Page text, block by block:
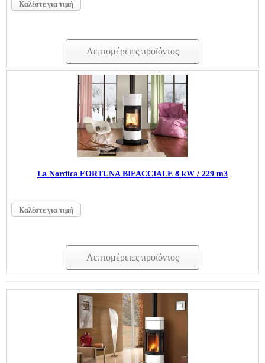
Καλέστε για τιμή
Λεπτομέρειες προϊόντος
La Nordica FORTUNA BIFACCIALE 8 kW / 229 m3
Καλέστε για τιμή
Λεπτομέρειες προϊόντος